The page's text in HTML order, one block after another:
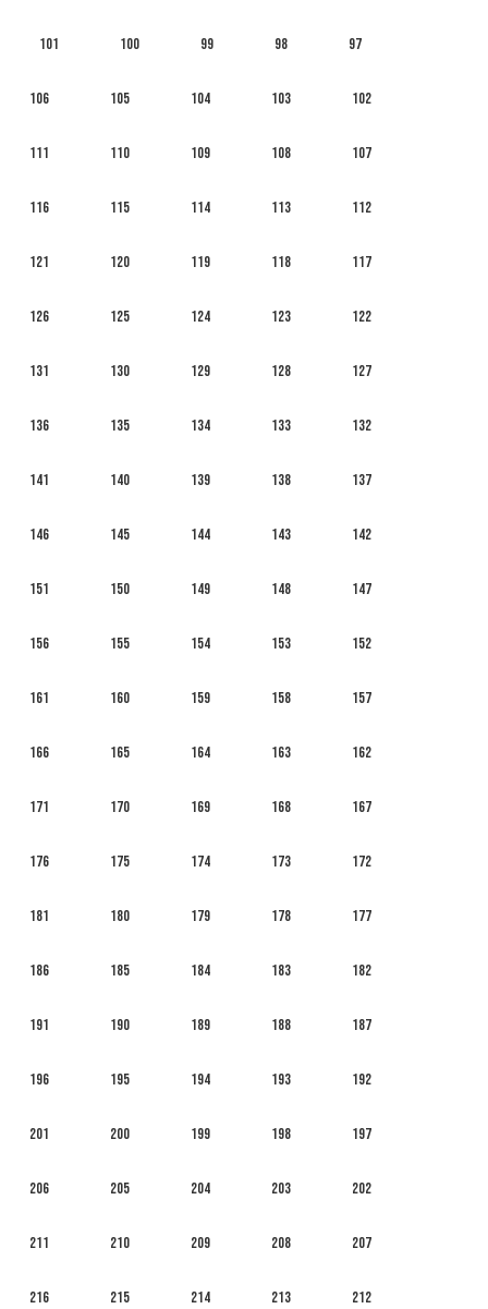
97
98
99
100
101
102
103
104
105
106
107
108
109
110
111
112
113
114
115
116
117
118
119
120
121
122
123
124
125
126
127
128
129
130
131
132
133
134
135
136
137
138
139
140
141
142
143
144
145
146
147
148
149
150
151
152
153
154
155
156
157
158
159
160
161
162
163
164
165
166
167
168
169
170
171
172
173
174
175
176
177
178
179
180
181
182
183
184
185
186
187
188
189
190
191
192
193
194
195
196
197
198
199
200
201
202
203
204
205
206
207
208
209
210
211
212
213
214
215
216